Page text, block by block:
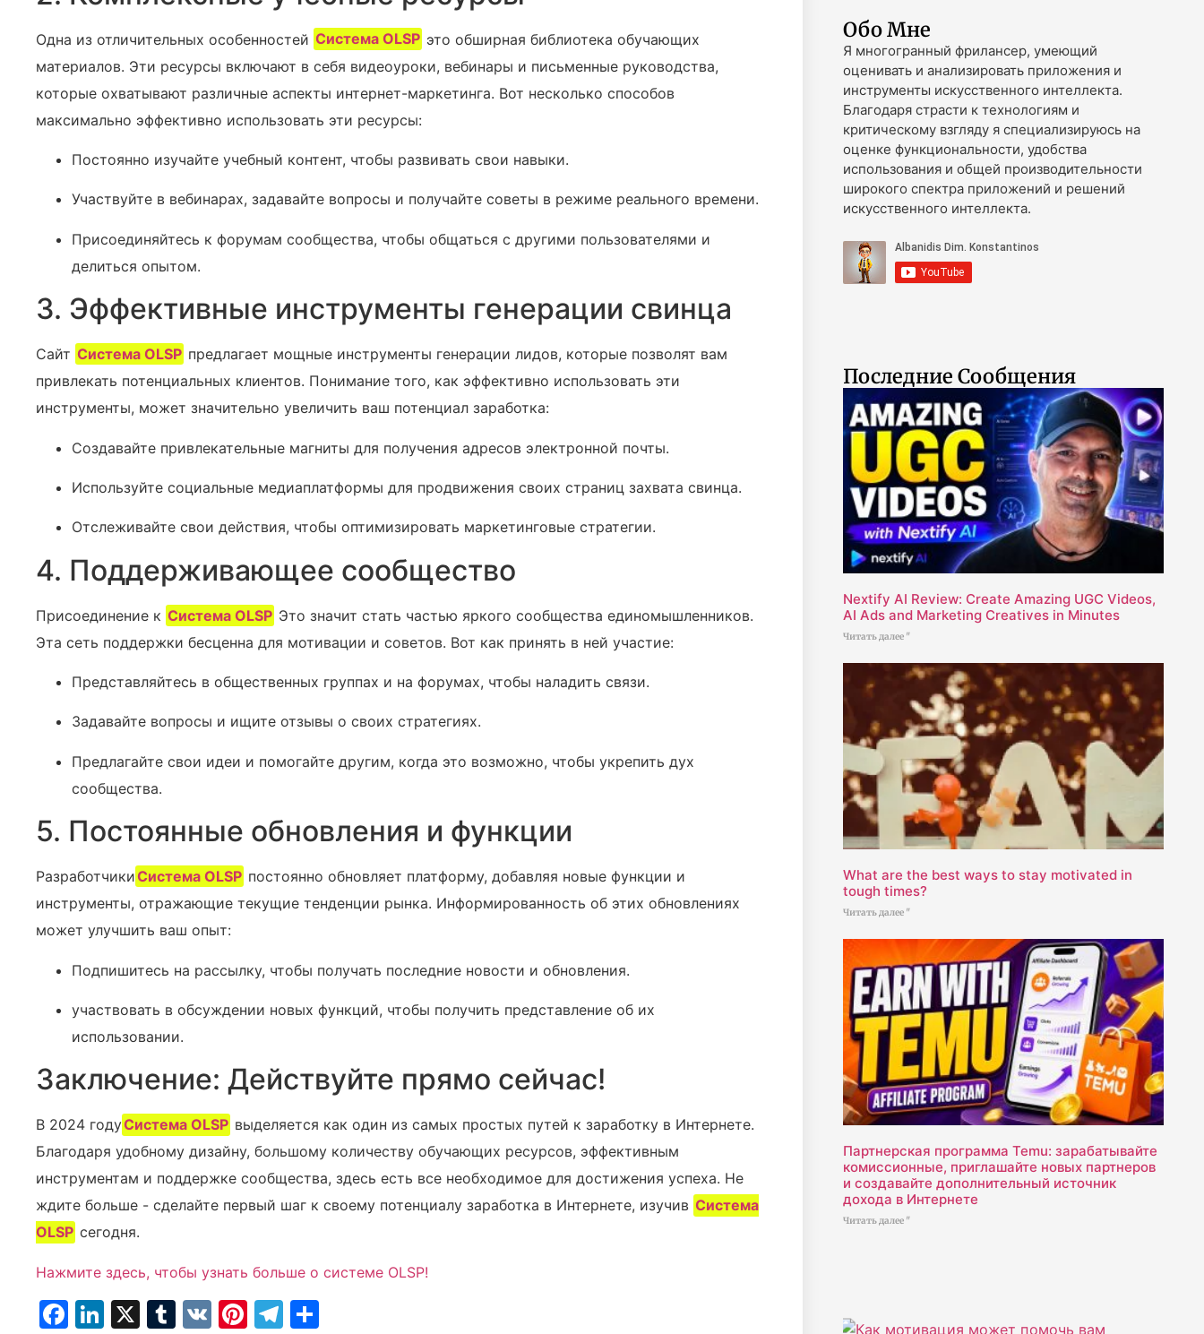
Одна из отличительных особенностей Система OLSP это обширная библиотека обучающих
материалов. Эти ресурсы включают в себя видеоуроки, вебинары и письменные руководства,
которые охватывают различные аспекты интернет-маркетинга. Вот несколько способов
максимально эффективно использовать эти ресурсы:
Постоянно изучайте учебный контент, чтобы развивать свои навыки.
Участвуйте в вебинарах, задавайте вопросы и получайте советы в режиме реального времени.
Присоединяйтесь к форумам сообщества, чтобы общаться с другими пользователями и
делиться опытом.
3. Эффективные инструменты генерации свинца
Сайт Система OLSP предлагает мощные инструменты генерации лидов, которые позволят вам ‍
привлекать потенциальных клиентов. Понимание того, как эффективно использовать эти
инструменты, может значительно увеличить ваш потенциал заработка:
Создавайте привлекательные магниты для получения адресов электронной почты.
Используйте социальные медиаплатформы для продвижения своих страниц захвата свинца.
Отслеживайте свои действия, чтобы оптимизировать маркетинговые ‍стратегии.
4. Поддерживающее сообщество
Присоединение к Система OLSP Это значит стать частью яркого сообщества единомышленников.
Эта сеть поддержки бесценна для мотивации и советов. Вот как принять в ней участие:
Представляйтесь в общественных группах и на форумах, чтобы наладить связи.
Задавайте вопросы и ищите отзывы о своих стратегиях.
Предлагайте свои идеи‍ и помогайте другим, когда это возможно, чтобы укрепить дух
сообщества.
5. Постоянные обновления и функции
РазработчикиСистема OLSP постоянно обновляет платформу, добавляя новые функции и
инструменты, отражающие текущие тенденции рынка. Информированность об этих обновлениях
может улучшить ваш опыт:
Подпишитесь на рассылку, чтобы получать последние новости и обновления.
участвовать в обсуждении новых функций, чтобы получить представление об их
использовании.
Заключение: Действуйте прямо сейчас!
В 2024 годуСистема OLSP выделяется как один из самых простых путей к заработку в Интернете.
Благодаря удобному дизайну, большому количеству обучающих ресурсов, эффективным
инструментам и поддержке сообщества, здесь есть все необходимое для достижения успеха. Не
ждите больше - сделайте первый шаг к своему потенциалу заработка в Интернете, изучив Система
OLSP сегодня.
Нажмите здесь, чтобы узнать больше о системе OLSP!
Facebook
LinkedIn
X Tumblr
VK Pinterest
Telegram
Обо Мне
Я многогранный фрилансер, умеющий
оценивать и анализировать приложения и
инструменты искусственного интеллекта.
Благодаря страсти к технологиям и
критическому взгляду я специализируюсь на
оценке функциональности, удобства
использования и общей производительности
широкого спектра приложений и решений
искусственного интеллекта.
Последние Сообщения
Nextify AI Review: Create Amazing UGC Videos,
AI Ads and Marketing Creatives in Minutes
Читать далее "
What are the best ways to stay motivated in
tough times?
Читать далее "
Партнерская программа Temu: зарабатывайте
комиссионные, приглашайте новых партнеров
и создавайте дополнительный источник
дохода в Интернете
Читать далее "